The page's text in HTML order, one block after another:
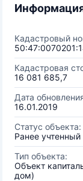
Кадастровый
Кадастровая
16 081 685,7
Дата
16.01.2019
Статус объекта:
Ранее учтенный
Тип объекта:
Объект
дом)